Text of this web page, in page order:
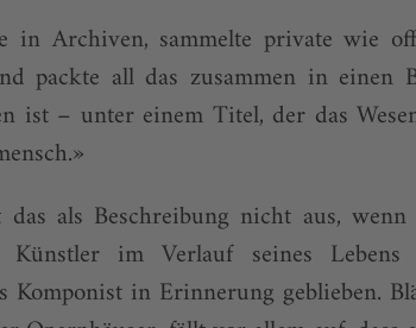
in Archiven, sammelte private wie
packte all das zusammen in
ist – unter einem Titel, der das
als Beschreibung nicht aus,
Künstler im Verlauf seines
Komponist in Erinnerung geblieben.